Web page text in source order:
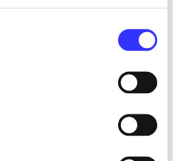
amet ...